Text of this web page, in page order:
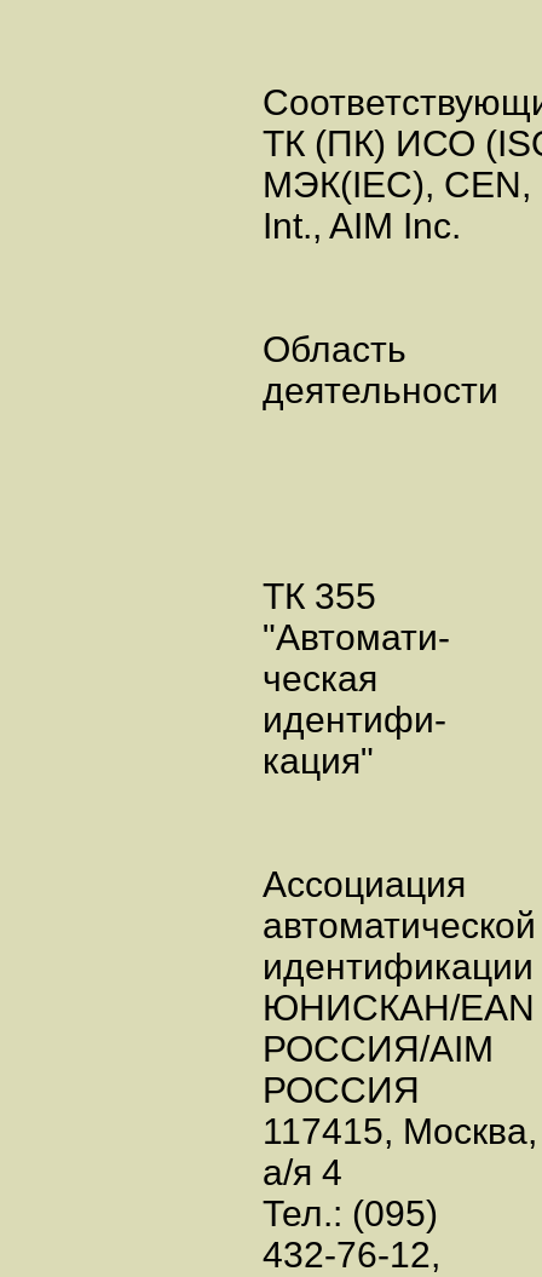
ТК (ПК) ИСО
МЭК(IEC), CEN,
Int., AIM Inc.
Область
деятельности
ТК 355
"Автомати-
ческая
идентифи-
кация"
Ассоциация
автоматической
идентификации
ЮНИСКАН/
РОССИЯ/AIM
РОССИЯ
117415, Москва,
а/я 4
Тел.: (095)
432-76-12,